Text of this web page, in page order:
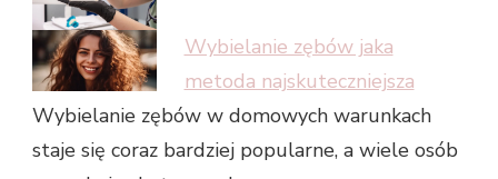
Wybielanie zębów jaka
metoda najskuteczniejsza
Wybielanie zębów w domowych warunkach
staje się coraz bardziej popularne, a wiele osób